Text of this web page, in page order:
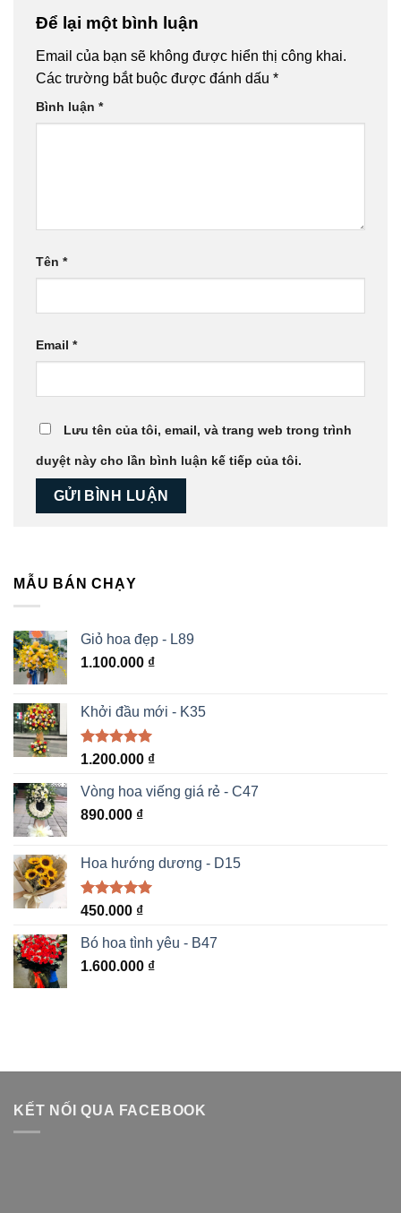
Để lại một bình luận
Email của bạn sẽ không được hiển thị công khai.
Các trường bắt buộc được đánh dấu *
Bình luận *
Tên *
Email *
Lưu tên của tôi, email, và trang web trong trình
duyệt này cho lần bình luận kế tiếp của tôi.
MẪU BÁN CHẠY
Giỏ hoa đẹp - L89
1.100.000 ₫
Khởi đầu mới - K35
Được xếp
5 sao
1.200.000 ₫
Vòng hoa viếng giá rẻ - C47
890.000 ₫
Hoa hướng dương - D15
Được xếp
5 sao
450.000 ₫
Bó hoa tình yêu - B47
1.600.000 ₫
KẾT NỐI QUA FACEBOOK